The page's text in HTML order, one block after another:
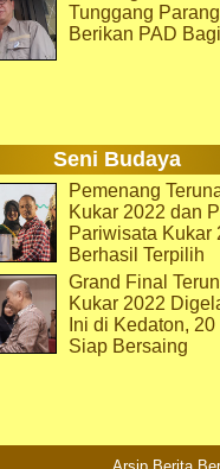
Tunggang
Berikan PAD
Seni Budaya
Pemenang
Kukar 2022 dan
Pariwisata Kukar
Berhasil Terpilih
Grand Final
Kukar 2022
Ini di Kedaton,
Siap Bersaing